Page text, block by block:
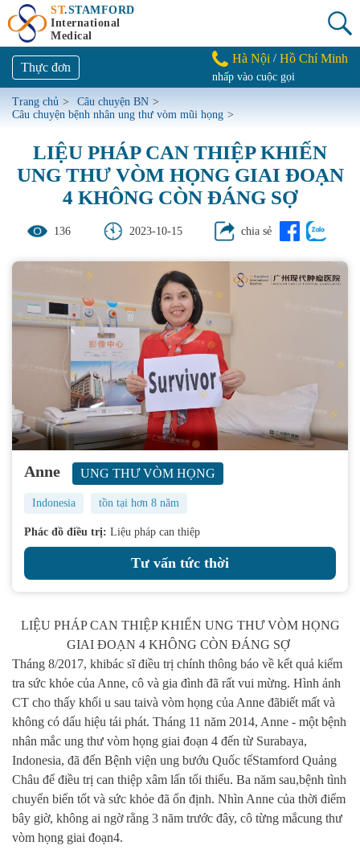
ST.STAMFORD
International
Medical
Thực đơn
Hà Nội / Hồ Chí Minh
nhấp vào cuộc gọi
Trang chủ > Câu chuyện BN >
Câu chuyện bệnh nhân ung thư vòm mũi họng >
LIỆU PHÁP CAN THIỆP KHIẾN
UNG THƯ VÒM HỌNG GIAI ĐOẠN
4 KHÔNG CÒN ĐÁNG SỢ
136 2023-10-15 chia sẻ
Anne UNG THƯ VÒM HỌNG
Indonesia tồn tại hơn 8 năm
Phác đồ điều trị: Liệu pháp can thiệp
Tư vấn tức thời
LIỆU PHÁP CAN THIỆP KHIẾN UNG THƯ VÒM HỌNG
GIAI ĐOẠN 4 KHÔNG CÒN ĐÁNG SỢ
Tháng 8/2017, khibác sĩ điều trị chính thông báo về kết quả kiểm
tra sức khỏe của Anne, cô và gia đình đã rất vui mừng. Hình ảnh
CT cho thấy khối u sau taivà vòm họng của Anne đãbiết mất và
không có dấu hiệu tái phát. Tháng 11 năm 2014, Anne - một bệnh
nhân mắc ung thư vòm họng giai đoạn 4 đến từ Surabaya,
Indonesia, đã đến Bệnh viện ung bướu Quốc tếStamford Quảng
Châu để điều trị can thiệp xâm lấn tối thiểu. Ba năm sau,bệnh tình
chuyển biến tốt và sức khỏe đã ổn định. Nhìn Anne của thời điểm
bây giờ, không ai ngờ rằng 3 năm trước đây, cô từng mắcung thư
vòm họng giai đoạn4.